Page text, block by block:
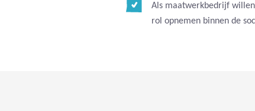
Als maatwerkbedrijf
rol opnemen binnen de